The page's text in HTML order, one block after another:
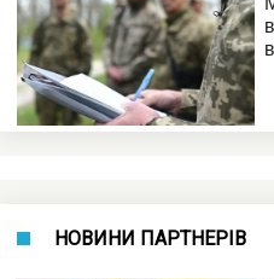
НОВИНИ ПАРТНЕРІВ